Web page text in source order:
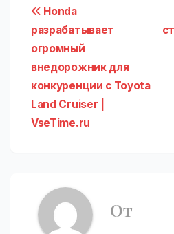
Навигация
по
записям
Honda
разрабатывает
огромный
внедорожник для
конкуренции с Toyota
Land Cruiser |
VseTime.ru
От